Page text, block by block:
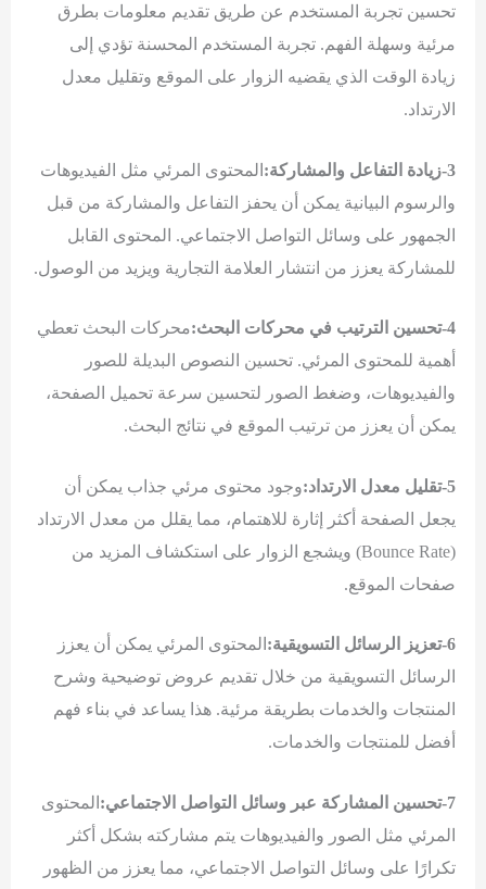
تحسين تجربة المستخدم عن طريق تقديم معلومات بطرق
مرئية وسهلة الفهم. تجربة المستخدم المحسنة تؤدي إلى
زيادة الوقت الذي يقضيه الزوار على الموقع وتقليل معدل
الارتداد.
3-زيادة التفاعل والمشاركة:
المحتوى المرئي مثل الفيديوهات
والرسوم البيانية يمكن أن يحفز التفاعل والمشاركة من قبل
الجمهور على وسائل التواصل الاجتماعي. المحتوى القابل
للمشاركة يعزز من انتشار العلامة التجارية ويزيد من الوصول.
4-تحسين الترتيب في محركات البحث:
محركات البحث تعطي
أهمية للمحتوى المرئي. تحسين النصوص البديلة للصور
والفيديوهات، وضغط الصور لتحسين سرعة تحميل الصفحة،
يمكن أن يعزز من ترتيب الموقع في نتائج البحث.
5-تقليل معدل الارتداد:
وجود محتوى مرئي جذاب يمكن أن
يجعل الصفحة أكثر إثارة للاهتمام، مما يقلل من معدل الارتداد
(Bounce Rate) ويشجع الزوار على استكشاف المزيد من
صفحات الموقع.
6-تعزيز الرسائل التسويقية:
المحتوى المرئي يمكن أن يعزز
الرسائل التسويقية من خلال تقديم عروض توضيحية وشرح
المنتجات والخدمات بطريقة مرئية. هذا يساعد في بناء فهم
أفضل للمنتجات والخدمات.
7-تحسين المشاركة عبر وسائل التواصل الاجتماعي:
المحتوى
المرئي مثل الصور والفيديوهات يتم مشاركته بشكل أكثر
تكرارًا على وسائل التواصل الاجتماعي، مما يعزز من الظهور